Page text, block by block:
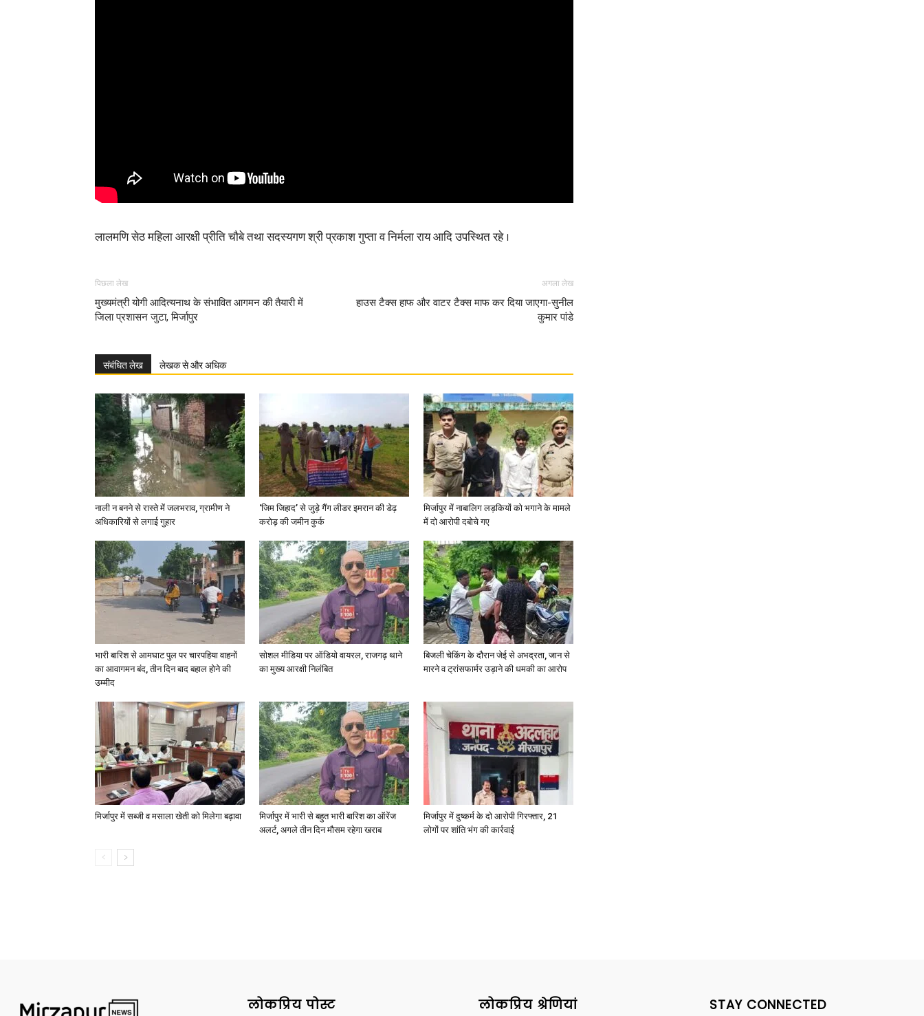
लालमणि सेठ महिला आरक्षी प्रीति चौबे तथा सदस्यगण श्री प्रकाश गुप्ता व निर्मला राय आदि उपस्थित रहे ।
पिछला लेख
मुख्यमंत्री योगी आदित्यनाथ के संभावित आगमन की तैयारी में
जिला प्रशासन जुटा, मिर्जापुर
अगला लेख
हाउस टैक्स हाफ और वाटर टैक्स माफ कर दिया जाएगा-सुनील
कुमार पांडे
संबंधित लेख लेखक से और अधिक
नाली न बनने से रास्ते में जलभराव, ग्रामीण ने
अधिकारियों से लगाई गुहार
‘जिम जिहाद’ से जुड़े गैंग लीडर इमरान की डेढ़
करोड़ की जमीन कुर्क
मिर्जापुर में नाबालिग लड़कियों को भगाने के मामले
में दो आरोपी दबोचे गए
भारी बारिश से आमघाट पुल पर चारपहिया वाहनों
का आवागमन बंद, तीन दिन बाद बहाल होने की
उम्मीद
सोशल मीडिया पर ऑडियो वायरल, राजगढ़ थाने
का मुख्य आरक्षी निलंबित
बिजली चेकिंग के दौरान जेई से अभद्रता, जान से
मारने व ट्रांसफार्मर उड़ाने की धमकी का आरोप
मिर्जापुर में सब्जी व मसाला खेती को मिलेगा बढ़ावा
मिर्जापुर में भारी से बहुत भारी बारिश का ऑरेंज
अलर्ट, अगले तीन दिन मौसम रहेगा खराब
मिर्जापुर में दुष्कर्म के दो आरोपी गिरफ्तार, 21
लोगों पर शांति भंग की कार्रवाई
लोकप्रिय पोस्ट लोकप्रिय श्रेणियां STAY CONNECTED